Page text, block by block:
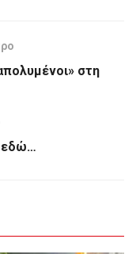
στη
εδώ…